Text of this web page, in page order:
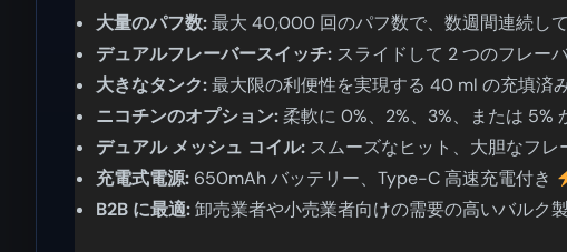
大量のパフ数:最大 40,000 回のパフ数で、数週間連続し
デュアルフレーバースイッチ: スライドして 2 つのフレー
大きなタンク:最大限の利便性を実現する 40 ml の充填済
ニコチンのオプション:柔軟に 0%、2%、3%、または 5%
デュアル メッシュ コイル: スムーズなヒット、大胆なフレ
充電式電源: 650mAh バッテリー、Type-C 高速充電付き
B2B に最適:卸売業者や小売業者向けの需要の高いバルク